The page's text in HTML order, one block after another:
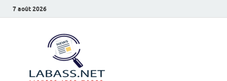
7 août 2026